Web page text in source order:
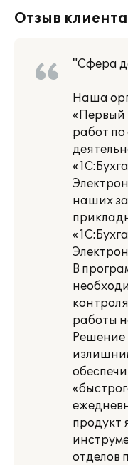
Отзыв клиента
"Сфера
Наша
«Первый
работ
наших
В
работы
Решение
продукт
отделов